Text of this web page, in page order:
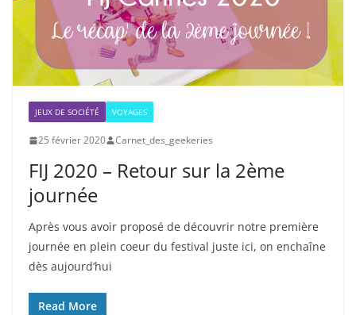
JEUX DE SOCIÉTÉ VOYAGES
25 février 2020 Carnet_des_geekeries
FIJ 2020 – Retour sur la 2ème
journée
Après vous avoir proposé de découvrir notre première
journée en plein coeur du festival juste ici, on enchaîne
dès aujourd’hui
Read More